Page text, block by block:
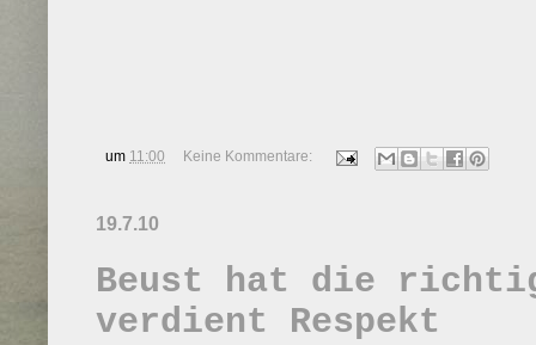
um 11:00 Keine Kommentare:
19.7.10
Beust hat die
verdient Respekt